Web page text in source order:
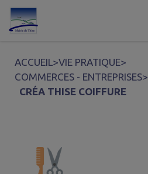
Contenu
ACCUEIL>VIE PRATIQUE>
COMMERCES - ENTREPRISES>
CRÉA THISE COIFFURE